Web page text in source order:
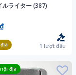
ルライター (387)
1 lượt đấu
địa